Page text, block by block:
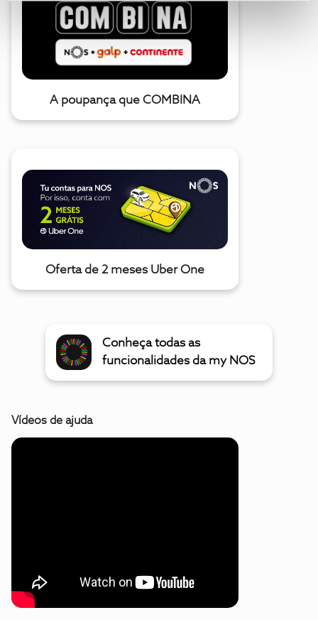
A poupança que COMBINA
Oferta de 2 meses Uber One
Conheça todas as
funcionalidades da my NOS
Vídeos de ajuda